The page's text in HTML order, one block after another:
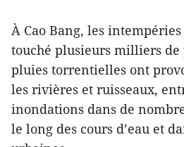
À Cao Bang, les
touché plusieurs milliers de
pluies torrentielles ont
les rivières et ruisseaux,
inondations dans de
le long des cours d’eau et